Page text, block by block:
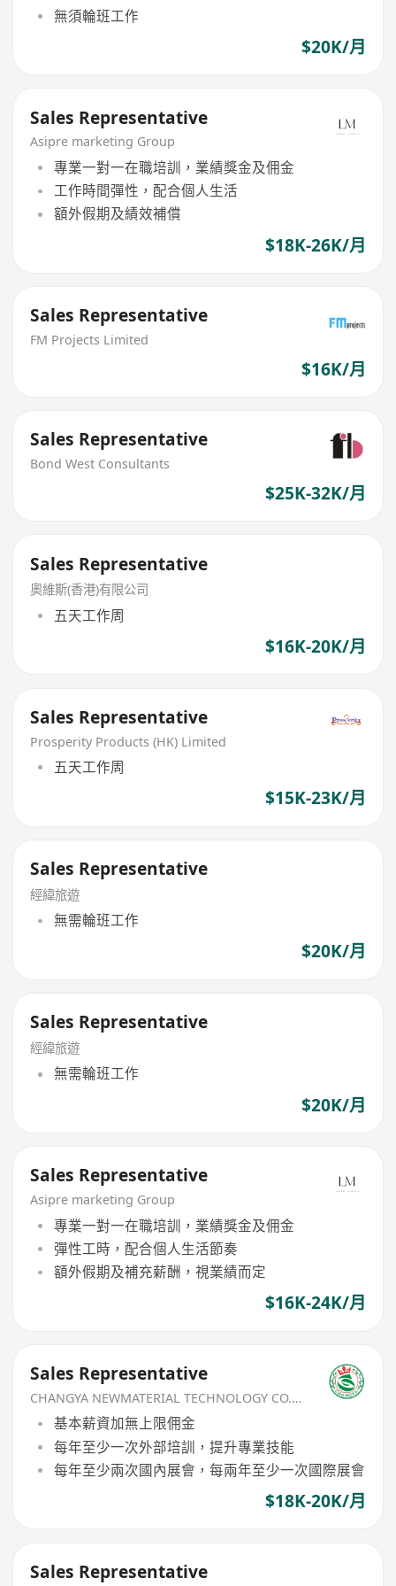
無須輪班工作
$20K/月
Sales Representative
Asipre marketing Group
專業一對一在職培訓，業績獎金及佣金
工作時間彈性，配合個人生活
額外假期及績效補償
$18K-26K/月
Sales Representative
FM Projects Limited
$16K/月
Sales Representative
Bond West Consultants
$25K-32K/月
Sales Representative
奧維斯(香港)有限公司
五天工作周
$16K-20K/月
Sales Representative
Prosperity Products (HK) Limited
五天工作周
$15K-23K/月
Sales Representative
經緯旅遊
無需輪班工作
$20K/月
Sales Representative
經緯旅遊
無需輪班工作
$20K/月
Sales Representative
Asipre marketing Group
專業一對一在職培訓，業績獎金及佣金
彈性工時，配合個人生活節奏
額外假期及補充薪酬，視業績而定
$16K-24K/月
Sales Representative
CHANGYA NEWMATERIAL TECHNOLOGY CO.,LIMITED
基本薪資加無上限佣金
每年至少一次外部培訓，提升專業技能
每年至少兩次國內展會，每兩年至少一次國際展會
$18K-20K/月
Sales Representative